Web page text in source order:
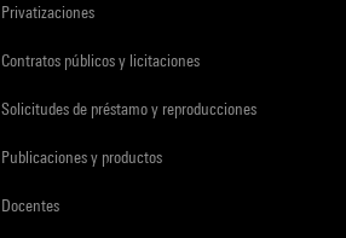
Privatizaciones
Contratos públicos y licitaciones
Solicitudes de préstamo y reproducciones
Publicaciones y productos
Docentes